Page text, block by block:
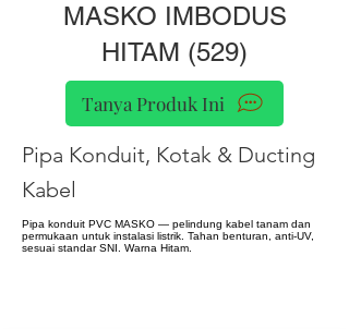
MASKO IMBODUS
HITAM (529)
Tanya Produk Ini
Pipa Konduit, Kotak & Ducting
Kabel
Pipa konduit PVC MASKO — pelindung kabel tanam dan
permukaan untuk instalasi listrik. Tahan benturan, anti-UV,
sesuai standar SNI. Warna Hitam.